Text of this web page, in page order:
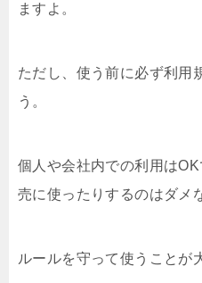
ますよ。
ただし、使う前に必ず利用
う。
個人や会社内での利用は
売に使ったりするのはダメ
ルールを守って使うことが